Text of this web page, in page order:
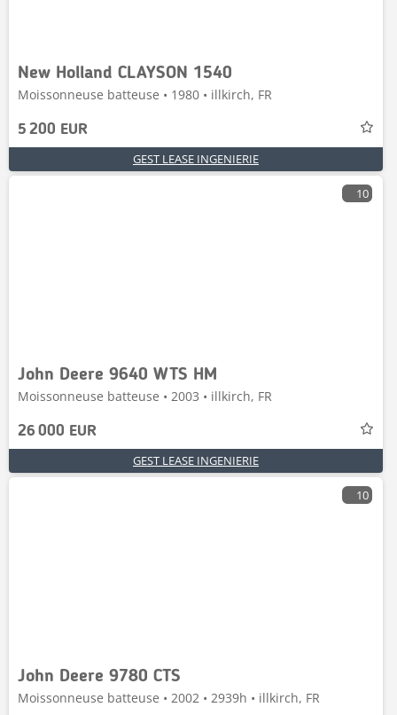
New Holland CLAYSON 1540
Moissonneuse batteuse • 1980 • illkirch, FR
5 200 EUR
GEST LEASE INGENIERIE
10
John Deere 9640 WTS HM
Moissonneuse batteuse • 2003 • illkirch, FR
26 000 EUR
GEST LEASE INGENIERIE
10
John Deere 9780 CTS
Moissonneuse batteuse • 2002 • 2939h • illkirch, FR